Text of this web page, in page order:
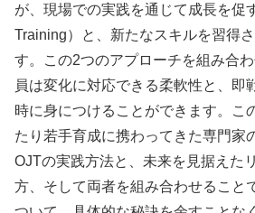
が、現場での実践を通じて成長を促
Training）と、新たなスキルを習得
す。この2つのアプローチを組み合
員は変化に対応できる柔軟性と、即
時に身につけることができます。こ
たり若手育成に携わってきた専門家
OJTの実践方法と、未来を見据えた
方、そして両者を組み合わせること